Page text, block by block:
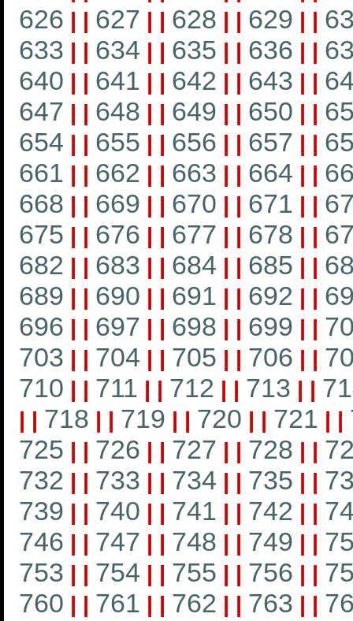
626 | | 627 | | 628 | | 629 | |
633 | | 634 | | 635 | | 636 | |
640 | | 641 | | 642 | | 643 | |
647 | | 648 | | 649 | | 650 | |
654 | | 655 | | 656 | | 657 | |
661 | | 662 | | 663 | | 664 | |
668 | | 669 | | 670 | | 671 | |
675 | | 676 | | 677 | | 678 | |
682 | | 683 | | 684 | | 685 | |
689 | | 690 | | 691 | | 692 | |
696 | | 697 | | 698 | | 699 | |
703 | | 704 | | 705 | | 706 | |
710 | | 711 | | 712 | | 713 | |
| | 718 | | 719 | | 720 | | 721 | |
725 | | 726 | | 727 | | 728 | |
732 | | 733 | | 734 | | 735 | |
739 | | 740 | | 741 | | 742 | |
746 | | 747 | | 748 | | 749 | |
753 | | 754 | | 755 | | 756 | |
760 | | 761 | | 762 | | 763 | |